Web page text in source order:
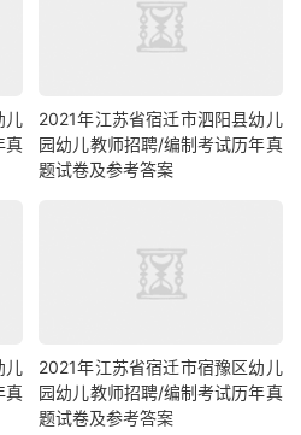
儿
真
2021年江苏省宿迁市泗阳县幼儿
园幼儿教师招聘/编制考试历年真
题试卷及参考答案
儿
真
2021年江苏省宿迁市宿豫区幼儿
园幼儿教师招聘/编制考试历年真
题试卷及参考答案